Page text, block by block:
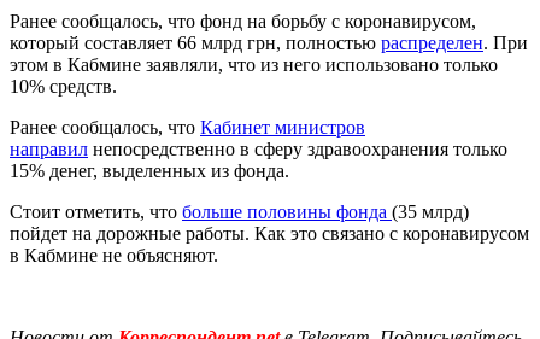
Ранее сообщалось, что фонд на борьбу с коронавирусом,
который составляет 66 млрд грн, полностью распределен. При
этом в Кабмине заявляли, что из него использовано только
10% средств.
Ранее сообщалось, что Кабинет министров
направил непосредственно в сферу здравоохранения только
15% денег, выделенных из фонда.
Стоит отметить, что больше половины фонда (35 млрд)
пойдет на дорожные работы. Как это связано с коронавирусом
в Кабмине не объясняют.